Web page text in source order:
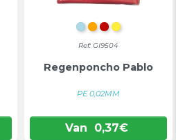
LICHTBLAUW
ORANJE
ROOD
GEEL
Ref: GI9504
Regenponcho Pablo
PE 0,02MM
Van 0,37€